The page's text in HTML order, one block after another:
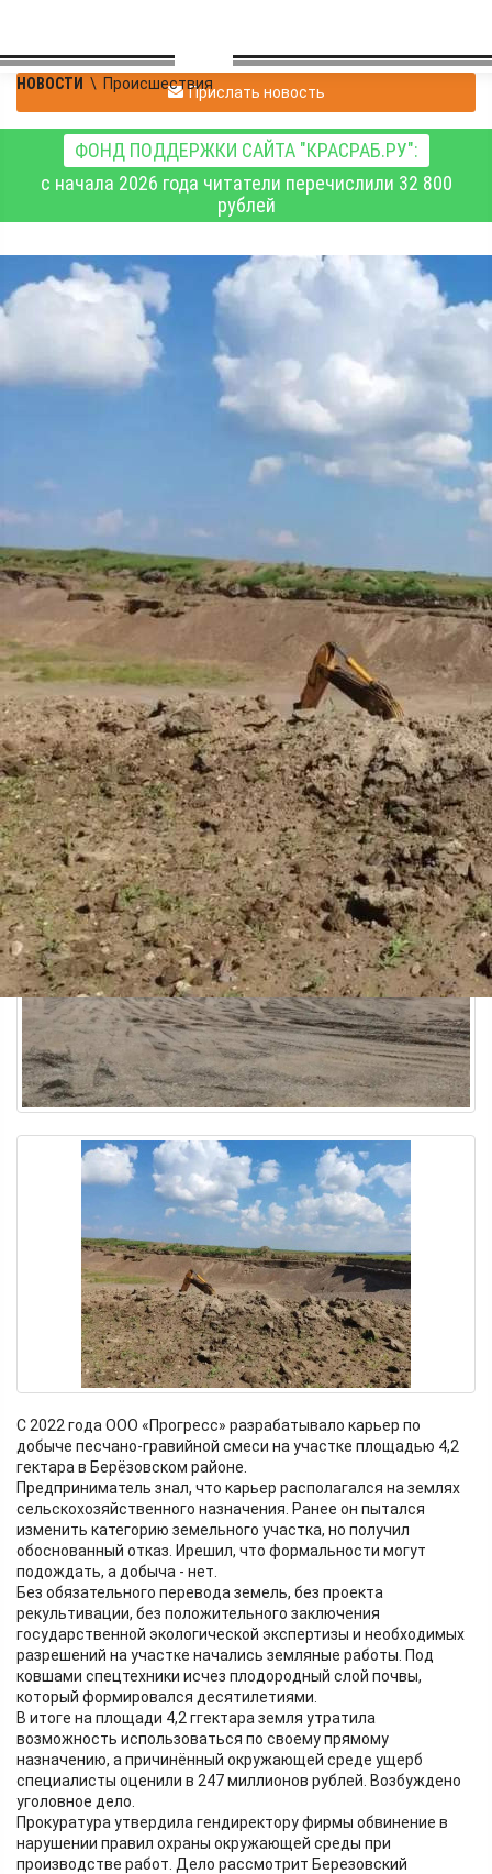
НОВОСТИ \ ПроисшествияПрислать новость
ФОНД ПОДДЕРЖКИ САЙТА "КРАСРАБ.РУ":
с начала 2026 года читатели перечислили 32 800
рублей
Директор берёзовской
компании ответит за
уничтожение более
четырёх гектаров
сельхозземель
Происшествия
06.07.2026 10:04393
С 2022 года ООО «Прогресс» разрабатывало карьер по
добыче песчано-гравийной смеси на участке площадью 4,2
гектара в Берёзовском районе.
Предприниматель знал, что карьер располагался на землях
сельскохозяйственного назначения. Ранее он пытался
изменить категорию земельного участка, но получил
обоснованный отказ. Ирешил, что формальности могут
подождать, а добыча - нет.
Без обязательного перевода земель, без проекта
рекультивации, без положительного заключения
государственной экологической экспертизы и необходимых
разрешений на участке начались земляные работы. Под
ковшами спецтехники исчез плодородный слой почвы,
который формировался десятилетиями.
В итоге на площади 4,2 ггектара земля утратила
возможность использоваться по своему прямому
назначению, а причинённый окружающей среде ущерб
специалисты оценили в 247 миллионов рублей. Возбуждено
уголовное дело.
Прокуратура утвердила гендиректору фирмы обвинение в
нарушении правил охраны окружающей среды при
производстве работ. Дело рассмотрит Березовский